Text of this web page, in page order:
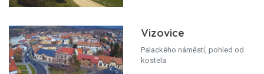
Vizovice
Palackého náměstí, pohled od
kostela